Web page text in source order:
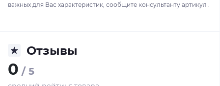
важных для Вас характеристик, сообщите консультанту артикул .
Отзывы
0 / 5